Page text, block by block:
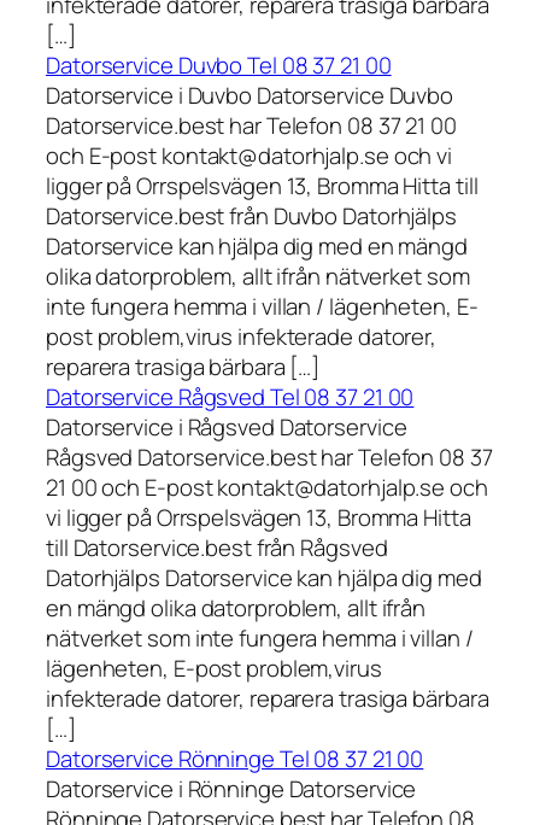
[…]
Datorservice Duvbo Tel 08 37 21 00
Datorservice i Duvbo Datorservice Duvbo
Datorservice.best har Telefon 08 37 21 00
och E-post kontakt@datorhjalp.se och vi
ligger på Orrspelsvägen 13, Bromma Hitta till
Datorservice.best från Duvbo Datorhjälps
Datorservice kan hjälpa dig med en mängd
olika datorproblem, allt ifrån nätverket som
inte fungera hemma i villan / lägenheten, E-
post problem,virus infekterade datorer,
reparera trasiga bärbara […]
Datorservice Rågsved Tel 08 37 21 00
Datorservice i Rågsved Datorservice
Rågsved Datorservice.best har Telefon 08 37
21 00 och E-post kontakt@datorhjalp.se och
vi ligger på Orrspelsvägen 13, Bromma Hitta
till Datorservice.best från Rågsved
Datorhjälps Datorservice kan hjälpa dig med
en mängd olika datorproblem, allt ifrån
nätverket som inte fungera hemma i villan /
lägenheten, E-post problem,virus
infekterade datorer, reparera trasiga bärbara
[…]
Datorservice Rönninge Tel 08 37 21 00
Datorservice i Rönninge Datorservice